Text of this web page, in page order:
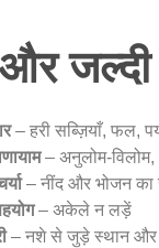
जल्दी
– हरी सब्ज़ियाँ, फल,
– अनुलोम-विलोम,
– नींद और भोजन
– अकेले न लड़ें
– नशे से जुड़े स्थान